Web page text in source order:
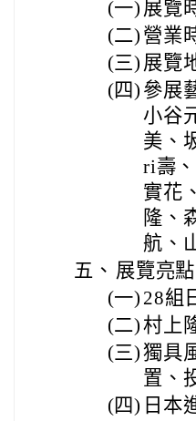
(一) 展覽
(二) 營業
(三) 展覽
(四) 參展
小谷
美、
ri壽
實花
隆、
航、
五、 展覽亮點
(一) 28組
(二)村上
(三)獨具
置、
(四) 日本